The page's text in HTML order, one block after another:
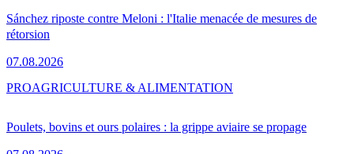
Sánchez riposte contre Meloni : l'Italie menacée de mesures de
rétorsion
07.08.2026
Poulets, bovins et ours polaires : la grippe aviaire se propage
PROAGRICULTURE & ALIMENTATION